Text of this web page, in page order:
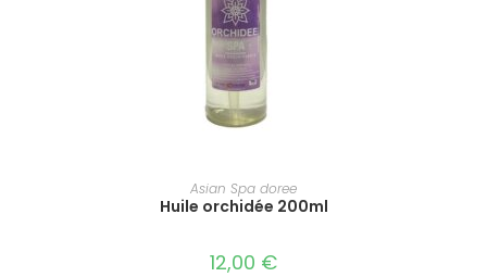
AJOUTER AU PANIER
Asian Spa doree
Huile orchidée 200ml
12,00 €